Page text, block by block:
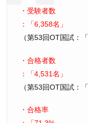
・受験者数
：
6,358名
（第53回OT国試：
・合格者数
：
4,531名
（第53回OT国試：
・合格率